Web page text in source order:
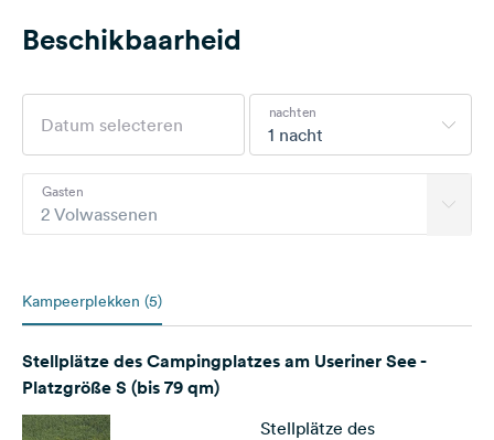
Beschikbaarheid
1 nacht
nachten
2 Volwassenen
Gasten
Kampeerplekken (5)
Stellplätze des Campingplatzes am Useriner See -
Platzgröße S (bis 79 qm)
Stellplätze des